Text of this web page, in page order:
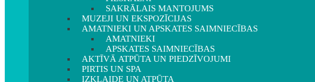
SAKRĀLAIS MANTOJUMS
MUZEJI UN EKSPOZĪCIJAS
AMATNIEKI UN APSKATES SAIMNIECĪBAS
AMATNIEKI
APSKATES SAIMNIECĪBAS
AKTĪVĀ ATPŪTA UN PIEDZĪVOJUMI
PIRTIS UN SPA
IZKLAIDE UN ATPŪTA